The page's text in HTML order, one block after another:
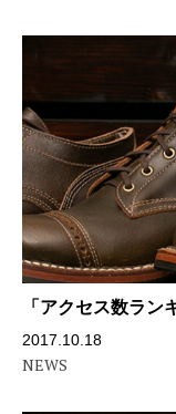
「アクセス数ラン
2017.10.18
NEWS